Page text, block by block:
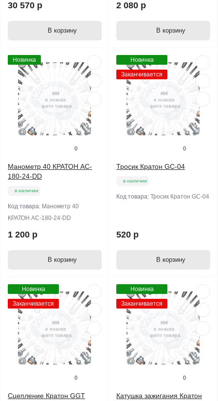
30 570 р
В корзину
2 080 р
В корзину
Новинка
0
Манометр 40 КРАТОН AC-
180-24-DD
в наличии
Код товара: Манометр 40
КРАТОН AC-180-24-DD
1 200 р
В корзину
Новинка
Заканчивается
0
Тросик Кратон GC-04
в наличии
Код товара: Тросик Кратон GC-04
520 р
В корзину
Новинка
Заканчивается
0
Сцепление Кратон GGT
Новинка
Заканчивается
0
Катушка зажигания Кратон